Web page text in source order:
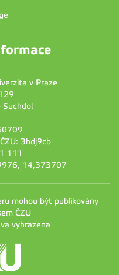
v Praze
Suchdol
3hdj9cb
111
14,373707
mohou být publikovány
ČZU
vyhrazena